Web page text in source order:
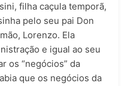
filha caçula temporã,
pelo seu pai Don
Lorenzo. Ela
e igual ao seu
os “negócios” da
que os negócios da